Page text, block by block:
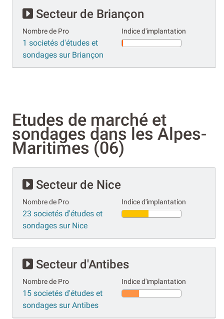
Secteur de Briançon
Nombre de Pro
1 societés d'études et
sondages sur Briançon
Indice d'implantation
Etudes de marché et
sondages dans les Alpes-
Maritimes (06)
Secteur de Nice
Nombre de Pro
23 societés d'études et
sondages sur Nice
Indice d'implantation
Secteur d'Antibes
Nombre de Pro
15 societés d'études et
sondages sur Antibes
Indice d'implantation